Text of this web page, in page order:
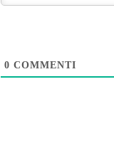
0 COMMENTI